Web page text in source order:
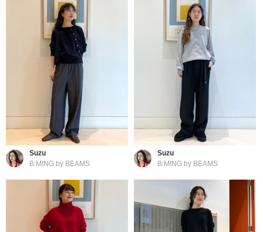
Suzu
B:MING by BEAMS
Suzu
B:MING by BEAMS